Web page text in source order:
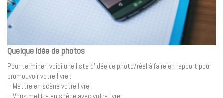
Quelque idée de photos
Pour terminer, voici une liste d’idée de photo/réel à faire en rapport pour
promouvoir votre livre :
– Mettre en scène votre livre
– Vous mettre en scène avec votre livre.